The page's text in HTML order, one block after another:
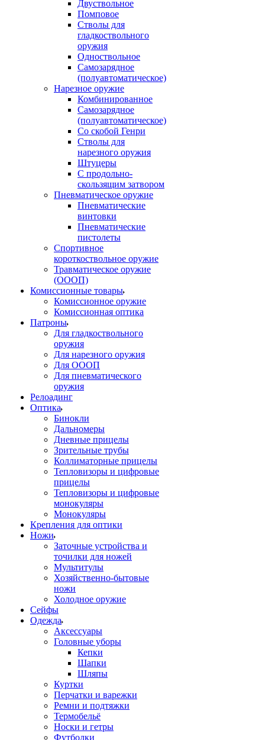
Двуствольное
Помповое
Стволы для
гладкоствольного
оружия
Одноствольное
Самозарядное
(полуавтоматическое)
Нарезное оружие
Комбинированное
Самозарядное
(полуавтоматическое)
Со скобой Генри
Стволы для
нарезного оружия
Штуцеры
С продольно-
скользящим затвором
Пневматическое оружие
Пневматические
винтовки
Пневматические
пистолеты
Спортивное
короткоствольное оружие
Травматическое оружие
(ОООП)
Комиссионные товары
Комиссионное оружие
Комиссионная оптика
Патроны
Для гладкоствольного
оружия
Для нарезного оружия
Для ОООП
Для пневматического
оружия
Релоадинг
Оптика
Бинокли
Дальномеры
Дневные прицелы
Зрительные трубы
Коллиматорные прицелы
Тепловизоры и цифровые
прицелы
Тепловизоры и цифровые
монокуляры
Монокуляры
Крепления для оптики
Ножи
Заточные устройства и
точилки для ножей
Мультитулы
Хозяйственно-бытовые
ножи
Холодное оружие
Сейфы
Одежда
Аксессуары
Головные уборы
Кепки
Шапки
Шляпы
Куртки
Перчатки и варежки
Ремни и подтяжки
Термобельё
Носки и гетры
Футболки